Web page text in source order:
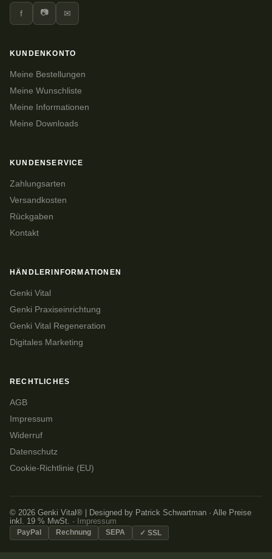
f 📷 ✉
KUNDENKONTO
Meine Bestellungen
Meine Wunschliste
Meine Informationen
Meine Downloads
KUNDENSERVICE
Zahlungsarten
Versandkosten
Rückgaben
Kontakt
HÄNDLERINFORMATIONEN
Genki Vital
Genki Praxiseinrichtung
Genki Vital Regeneration
Digitales Marketing
RECHTLICHES
AGB
Impressum
Widerruf
Datenschutz
Cookie-Richtlinie (EU)
© 2026 Genki Vital® | Designed by Patrick Schwartman · Alle Preise
inkl. 19 % MwSt. ·
Impressum
PayPal Rechnung SEPA ✓ SSL